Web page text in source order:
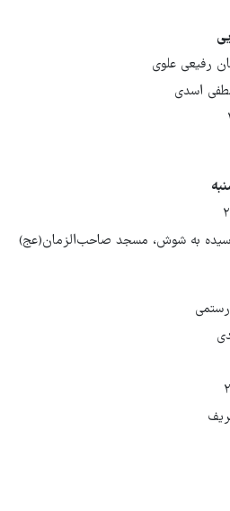
رفیعی علوی
اسدی
به شوش، مسجد صاحب‌الزمان(عج)